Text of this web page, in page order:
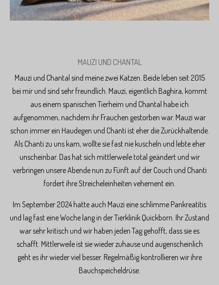
MAUZI UND CHANTAL
Mauzi und Chantal sind meine zwei Katzen. Beide leben seit 2015
bei mir und sind sehr freundlich. Mauzi, eigentlich Baghira, kommt
aus einem spanischen Tierheim und Chantal habe ich
aufgenommen, nachdem ihr Frauchen gestorben war. Mauzi war
schon immer ein Haudegen und Chanti ist eher die Zurückhaltende.
Als Chanti zu uns kam, wollte sie fast nie kuscheln und lebte eher
unscheinbar. Das hat sich mittlerweile total geändert und wir
verbringen unsere Abende nun zu Fünft auf der Couch und Chanti
fordert ihre Streicheleinheiten vehement ein.
Im September 2024 hatte auch Mauzi eine schlimme Pankreatitis
und lag fast eine Woche lang in der Tierklinik Quickborn. Ihr Zustand
war sehr kritisch und wir haben jeden Tag gehofft, dass sie es
schafft. Mittlerweile ist sie wieder zuhause und augenscheinlich
geht es ihr wieder viel besser. Regelmäßig kontrollieren wir ihre
Bauchspeicheldrüse.